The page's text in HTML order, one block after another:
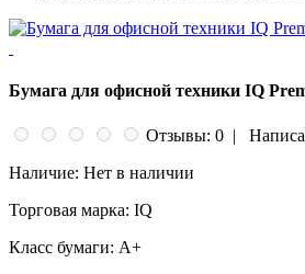
Бумага для офисной техники IQ
Отзывы: 0 |
Наличие: Нет в наличии
Торговая марка: IQ
Класс бумаги: A+